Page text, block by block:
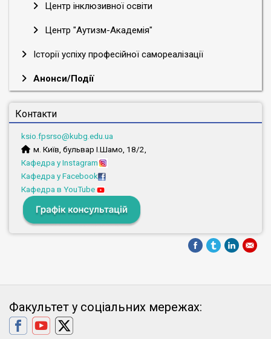
Центр інклюзивної освіти
Центр "Аутизм-Академія"
Історії успіху професійної самореалізації
Анонси/Події
Контакти
ksio.fpsrso@kubg.edu.ua
м. Київ, бульвар І.Шамо, 18/2,
Кафедра у Instagram
Кафедра у Facebook
Кафедра в YouTube
Факультет у соціальних мережах: